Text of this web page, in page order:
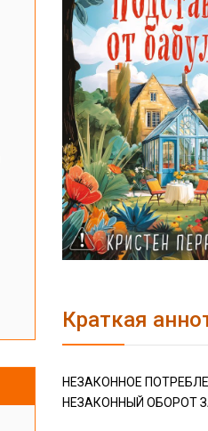
Краткая
НЕЗАКОННОЕ
НЕЗАКОННЫЙ ОБОРОТ